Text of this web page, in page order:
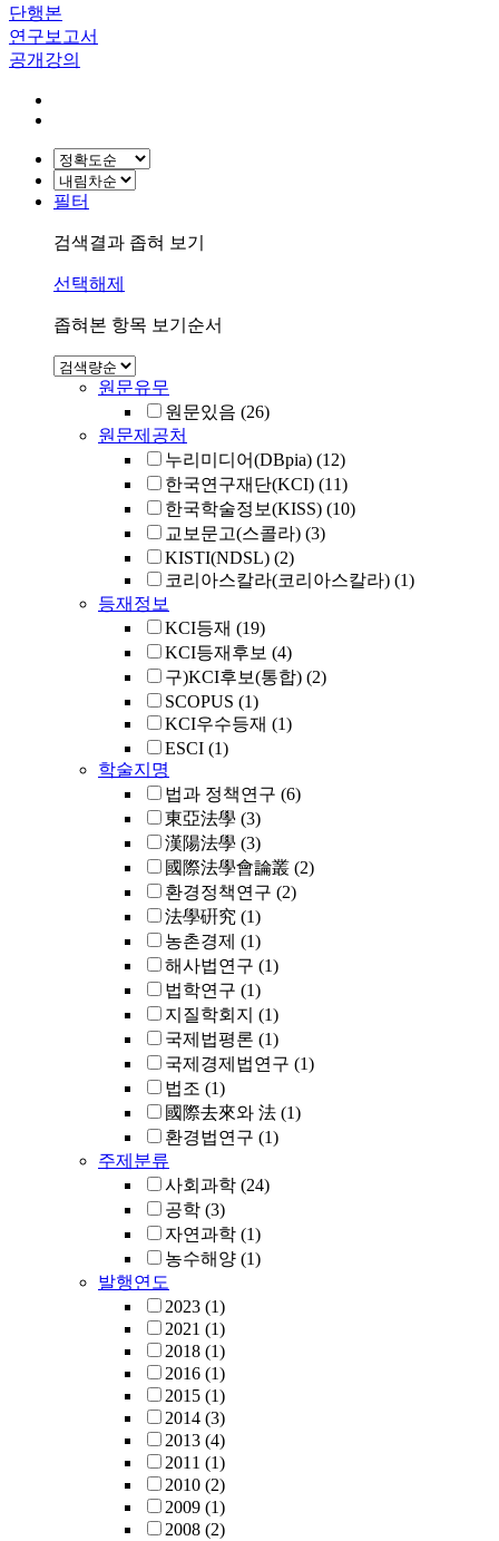
단행본
연구보고서
공개강의
필터
검색결과 좁혀 보기
선택해제
좁혀본 항목 보기순서
원문유무
원문있음 (26)
원문제공처
누리미디어(DBpia) (12)
한국연구재단(KCI) (11)
한국학술정보(KISS) (10)
교보문고(스콜라) (3)
KISTI(NDSL) (2)
코리아스칼라(코리아스칼라) (1)
등재정보
KCI등재 (19)
KCI등재후보 (4)
구)KCI후보(통합) (2)
SCOPUS (1)
KCI우수등재 (1)
ESCI (1)
학술지명
법과 정책연구 (6)
東亞法學 (3)
漢陽法學 (3)
國際法學會論叢 (2)
환경정책연구 (2)
法學硏究 (1)
농촌경제 (1)
해사법연구 (1)
법학연구 (1)
지질학회지 (1)
국제법평론 (1)
국제경제법연구 (1)
법조 (1)
國際去來와 法 (1)
환경법연구 (1)
주제분류
사회과학 (24)
공학 (3)
자연과학 (1)
농수해양 (1)
발행연도
2023 (1)
2021 (1)
2018 (1)
2016 (1)
2015 (1)
2014 (3)
2013 (4)
2011 (1)
2010 (2)
2009 (1)
2008 (2)